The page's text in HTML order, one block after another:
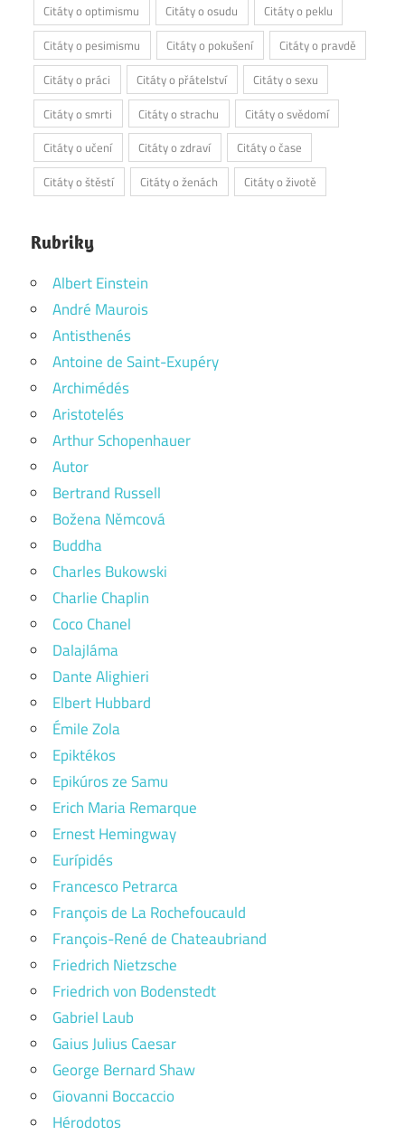
Citáty o optimismu Citáty o osudu
Citáty o peklu
Citáty o pesimismu
Citáty o pokušení
Citáty o pravdě
Citáty o práci
Citáty o přátelství
Citáty o sexu
Citáty o smrti
Citáty o strachu
Citáty o svědomí
Citáty o učení
Citáty o zdraví
Citáty o čase
Citáty o štěstí
Citáty o ženách Citáty o životě
Rubriky
Albert Einstein
André Maurois
Antisthenés
Antoine de Saint-Exupéry
Archimédés
Aristotelés
Arthur Schopenhauer
Autor
Bertrand Russell
Božena Němcová
Buddha
Charles Bukowski
Charlie Chaplin
Coco Chanel
Dalajláma
Dante Alighieri
Elbert Hubbard
Émile Zola
Epiktékos
Epikúros ze Samu
Erich Maria Remarque
Ernest Hemingway
Eurípidés
Francesco Petrarca
François de La Rochefoucauld
François-René de Chateaubriand
Friedrich Nietzsche
Friedrich von Bodenstedt
Gabriel Laub
Gaius Julius Caesar
George Bernard Shaw
Giovanni Boccaccio
Hérodotos